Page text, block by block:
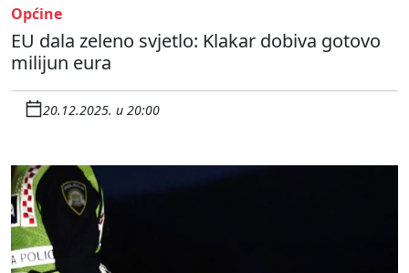
Općine
EU dala zeleno svjetlo: Klakar dobiva gotovo
milijun eura
20.12.2025. u 20:00